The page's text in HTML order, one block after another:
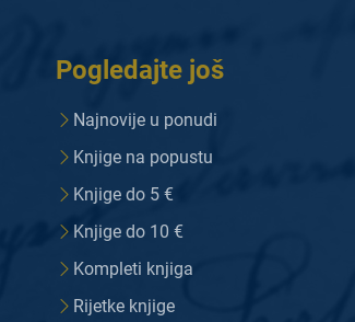
Pogledajte još
Najnovije u ponudi
Knjige na popustu
Knjige do 5 €
Knjige do 10 €
Kompleti knjiga
Rijetke knjige